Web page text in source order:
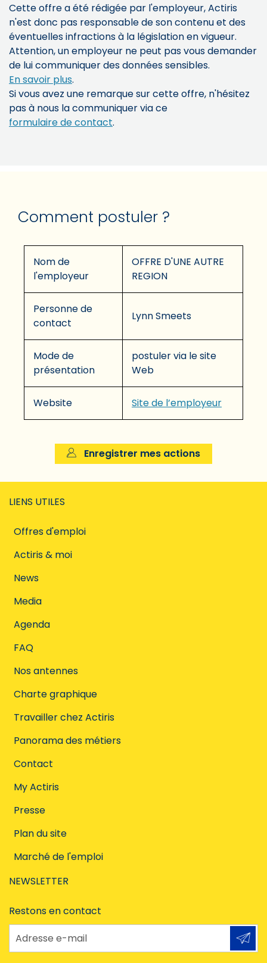
Cette offre a été rédigée par l'employeur, Actiris
n'est donc pas responsable de son contenu et des
éventuelles infractions à la législation en vigueur.
Attention, un employeur ne peut pas vous demander
de lui communiquer des données sensibles.
En savoir plus.
Si vous avez une remarque sur cette offre, n'hésitez
pas à nous la communiquer via ce
formulaire de contact.
Comment postuler ?
Nom de
l'employeur
OFFRE D'UNE AUTRE
REGION
Personne de
contact
Lynn Smeets
Mode de
présentation
postuler via le site
Web
Website Site de l’employeur
Enregistrer mes actions
LIENS UTILES
Offres d'emploi
Actiris & moi
News
Media
Agenda
FAQ
Nos antennes
Charte graphique
Travailler chez Actiris
Panorama des métiers
Contact
My Actiris
Presse
Plan du site
Marché de l'emploi
NEWSLETTER
Restons en contact
Adresse e-mail